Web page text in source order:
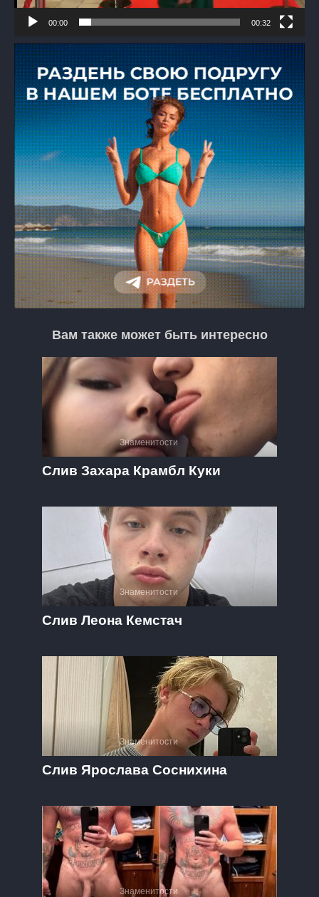
00:00 00:32
Вам также может быть интересно
Знаменитости
Слив Захара Крамбл Куки
Знаменитости
Слив Леона Кемстач
Знаменитости
Слив Ярослава Соснихина
Знаменитости